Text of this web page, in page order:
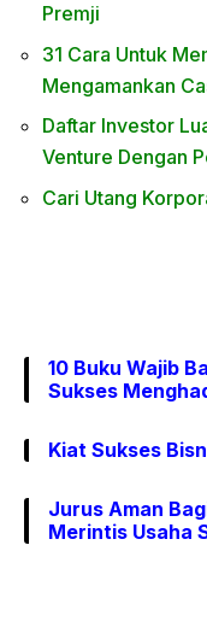
Premji
31 Cara Untuk
Mengamankan
Daftar Investor
Venture Dengan
Cari Utang
10 Buku Wajib
Sukses
Kiat Sukses
Jurus Aman
Merintis Usaha